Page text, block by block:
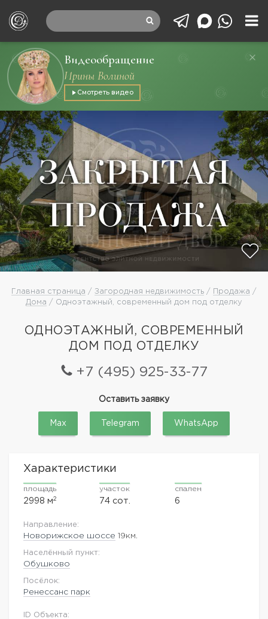
Видеообращение
Ирины Волиной
Смотреть видео
Главная страница / Загородная недвижимость / Продажа /
Дома / Одноэтажный, современный дом под отделку
ОДНОЭТАЖНЫЙ, СОВРЕМЕННЫЙ
ДОМ ПОД ОТДЕЛКУ
+7 (495) 925-33-77
Оставить заявку
Max Telegram WhatsApp
Характеристики
площадь
2998 м2
участок
74 сот.
спален
6
Направление:
Новорижское шоссе 19км.
Населённый пункт:
Обушково
Посёлок:
Ренессанс парк
ID Объекта: